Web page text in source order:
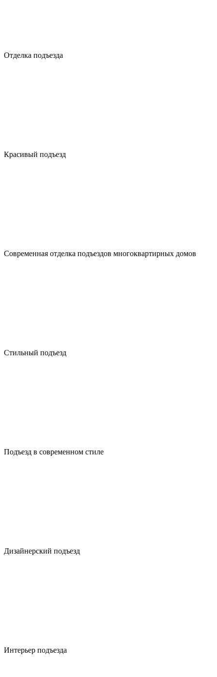
Отделка подъезда
Красивый подъезд
Современная отделка подъездов многоквартирных домов
Стильный подъезд
Подъезд в современном стиле
Дизайнерский подъезд
Интерьер подъезда